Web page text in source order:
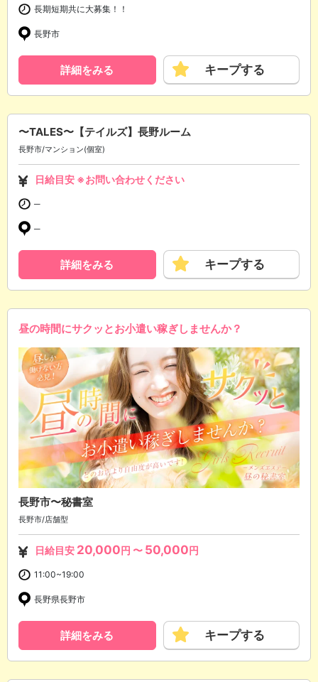
長期短期共に大募集！！
長野市
詳細をみる キープする
〜TALES〜【テイルズ】長野ルーム
長野市/マンション(個室)
日給目安 ※お問い合わせください
─
─
詳細をみる キープする
昼の時間にサクッとお小遣い稼ぎしませんか？
長野市〜秘書室
長野市/店舗型
日給目安 20,000円 〜 50,000円
11:00~19:00
長野県長野市
詳細をみる キープする